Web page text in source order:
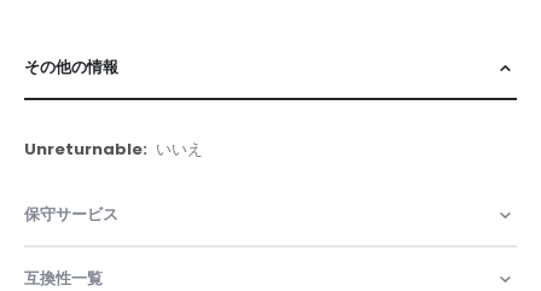
その他の情報
そ
の
情
報
いいえ
保守サービス
互換性一覧